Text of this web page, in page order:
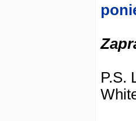
P.S.